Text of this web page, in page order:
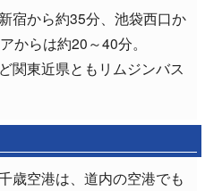
宿から約35分、池袋西口か
からは約20～40分。
関東近県ともリムジンバス
歳空港は、道内の空港でも